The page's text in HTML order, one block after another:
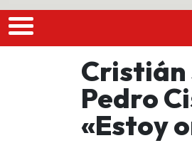
Cristián
Pedro
«Estoy